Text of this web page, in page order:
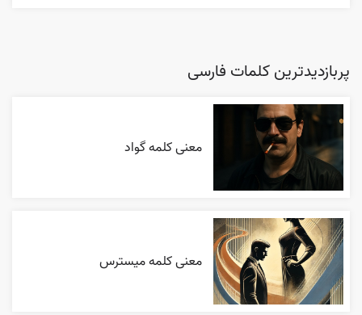
پربازدیدترین کلمات فارسی
معنی کلمه گواد
معنی کلمه میسترس